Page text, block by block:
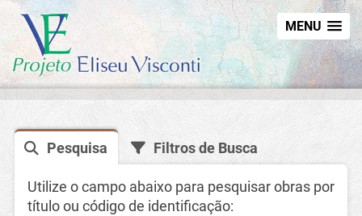
MENU
Pesquisa Filtros de Busca
Utilize o campo abaixo para pesquisar obras por
título ou código de identificação: